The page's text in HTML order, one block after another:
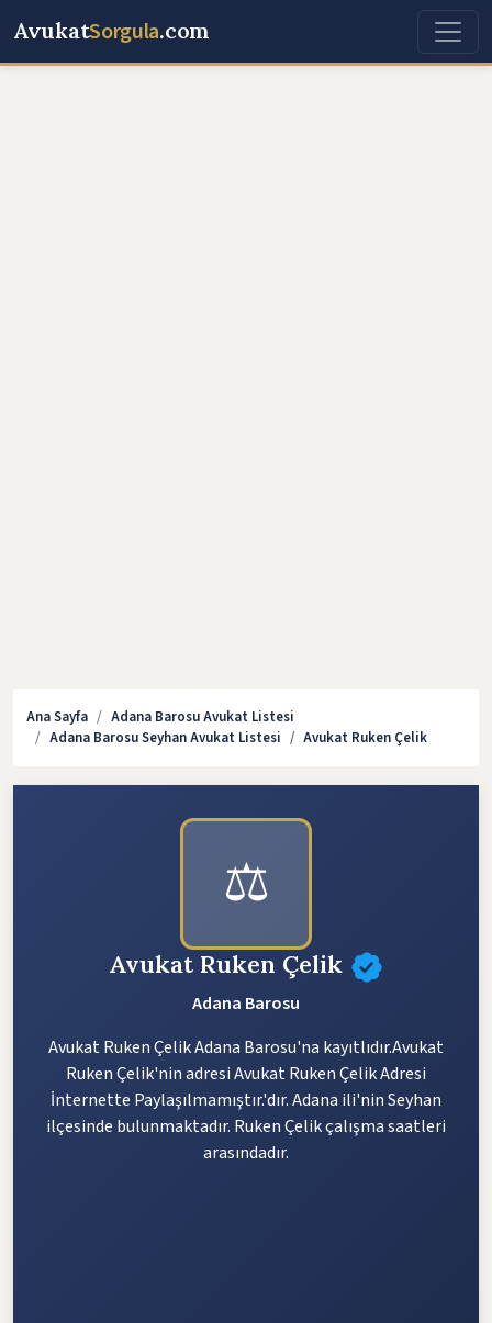
AvukatSorgula.com
Ana Sayfa
Adana Barosu Avukat Listesi
Adana Barosu Seyhan Avukat Listesi
Avukat Ruken Çelik
⚖️
Avukat Ruken Çelik
Adana Barosu
Avukat Ruken Çelik Adana Barosu'na kayıtlıdır.Avukat
Ruken Çelik'nin adresi Avukat Ruken Çelik Adresi
İnternette Paylaşılmamıştır.'dır. Adana ili'nin Seyhan
ilçesinde bulunmaktadır. Ruken Çelik çalışma saatleri
arasındadır.